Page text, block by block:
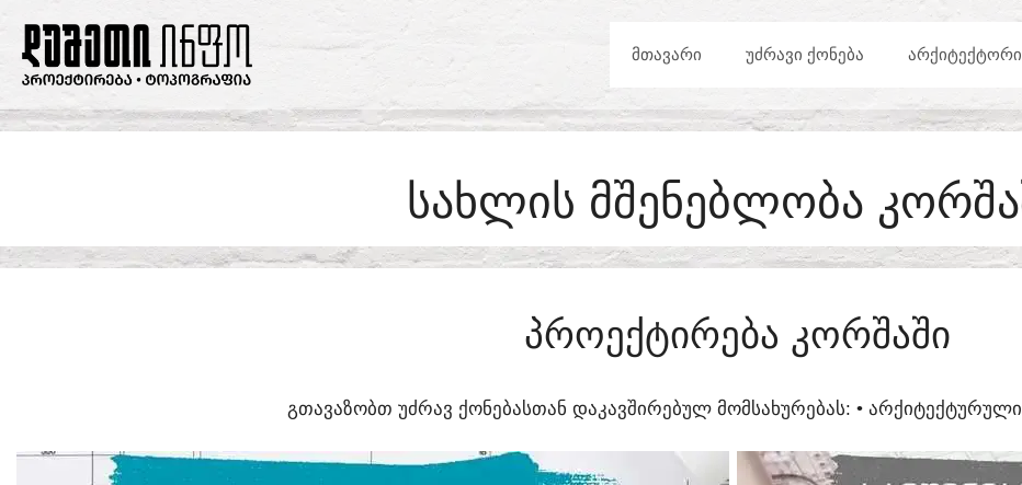
CONTENT
ᲛᲗᲐᲕᲐᲠᲘ ᲣᲫᲠᲐᲕᲘ ᲥᲝᲜᲔᲑᲐ ᲐᲠᲥᲘᲢᲔᲥᲢᲝᲠᲘ
ᲡᲐᲮᲚᲘᲡ ᲛᲨᲔᲜᲔᲑᲚᲝᲑᲐ
ᲞᲠᲝᲔᲥᲢᲘᲠᲔᲑᲐ ᲙᲝᲠᲨᲐᲨᲘ
ᲒᲗᲐᲕᲐᲖᲝᲑᲗ ᲣᲫᲠᲐᲕ ᲥᲝᲜᲔᲑᲐᲡᲗᲐᲜ ᲓᲐᲙᲐᲕᲨᲘᲠᲔᲑᲣᲚ ᲛᲝᲛᲡᲐᲮᲣᲠᲔᲑᲐᲡ:​ •